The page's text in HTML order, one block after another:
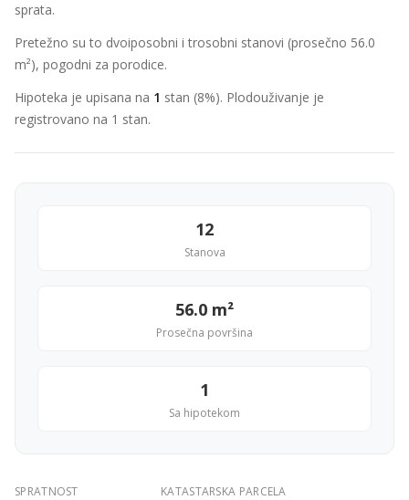
sprata.
Pretežno su to dvoiposobni i trosobni stanovi (prosečno 56.0
m²), pogodni za porodice.
Hipoteka je upisana na 1 stan (8%). Plodouživanje je
registrovano na 1 stan.
12
Stanova
56.0 m²
Prosečna površina
1
Sa hipotekom
SPRATNOST KATASTARSKA PARCELA